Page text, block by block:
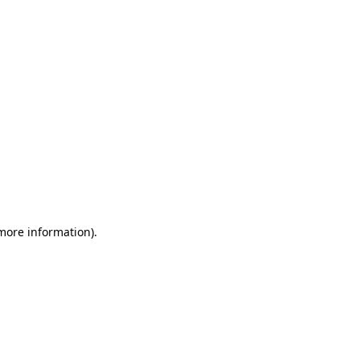
information).